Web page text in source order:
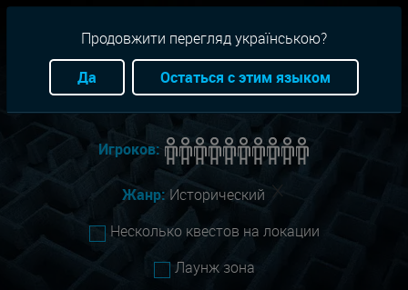
Город: Львов
Игроков:
Жанр: Исторический
Несколько квестов на локации
Лаунж зона
Продовжити перегляд українською?
Да
Остаться с этим языком